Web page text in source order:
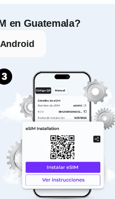
en Guatemala?
Android